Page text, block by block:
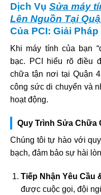
Dịch Vụ Sửa máy
Lên Nguồn Tại
Của PCI: Giải
Khi máy tính của bạn
bạc. PCI hiểu rõ điều
chữa tận nơi tại Quận
công sức di chuyển và
hoạt động.
Quy Trình Sửa Chữa
Chúng tôi tự hào với
bạch, đảm bảo sự hài
Tiếp Nhận Yêu Cầu
được cuộc gọi, đội